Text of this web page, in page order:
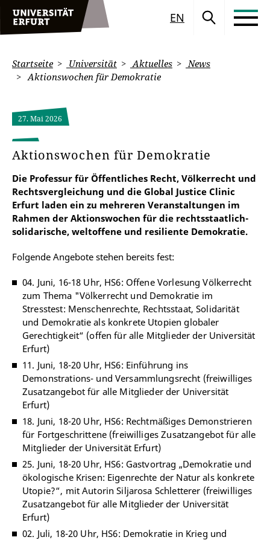
EN
Startseite Universität Aktuelles
News
Aktionswochen für Demokratie
27. Mai 2026
Aktionswochen für Demokratie
Die Professur für Öffentliches Recht, Völkerrecht und
Rechtsvergleichung und die Global Justice Clinic
Erfurt laden ein zu mehreren Veranstaltungen im
Rahmen der Aktionswochen für die rechtsstaatlich-
solidarische, weltoffene und resiliente Demokratie.
Folgende Angebote stehen bereits fest:
04. Juni, 16-18 Uhr, HS6: Offene Vorlesung Völkerrecht
zum Thema "Völkerrecht und Demokratie im
Stresstest: Menschenrechte, Rechtsstaat, Solidarität
und Demokratie als konkrete Utopien globaler
Gerechtigkeit“ (offen für alle Mitglieder der Universität
Erfurt)
11. Juni, 18-20 Uhr, HS6: Einführung ins
Demonstrations- und Versammlungsrecht (freiwilliges
Zusatzangebot für alle Mitglieder der Universität
Erfurt)
18. Juni, 18-20 Uhr, HS6: Rechtmäßiges Demonstrieren
für Fortgeschrittene (freiwilliges Zusatzangebot für alle
Mitglieder der Universität Erfurt)
25. Juni, 18-20 Uhr, HS6: Gastvortrag „Demokratie und
ökologische Krisen: Eigenrechte der Natur als konkrete
Utopie?“, mit Autorin Siljarosa Schletterer (freiwilliges
Zusatzangebot für alle Mitglieder der Universität
Erfurt)
02. Juli, 18-20 Uhr, HS6: Demokratie in Krieg und